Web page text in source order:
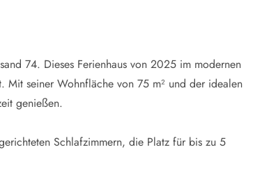
74. Dieses Ferienhaus von 2025 im modernen
Mit seiner Wohnfläche von 75 m² und der idealen
genießen.
Schlafzimmern, die Platz für bis zu 5